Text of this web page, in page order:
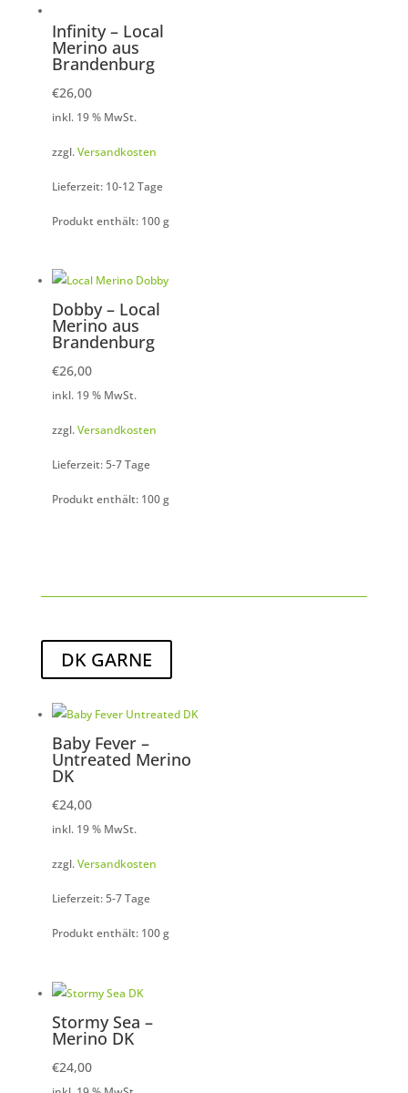
Infinity – Local
Merino aus
Brandenburg
€26,00
inkl. 19 % MwSt.
zzgl.Versandkosten
Lieferzeit: 10-12 Tage
Produkt enthält: 100g
Dobby – Local
Merino aus
Brandenburg
€26,00
inkl. 19 % MwSt.
zzgl.Versandkosten
Lieferzeit: 5-7 Tage
Produkt enthält: 100g
DK GARNE
Baby Fever –
Untreated Merino
DK
€24,00
inkl. 19 % MwSt.
zzgl.Versandkosten
Lieferzeit: 5-7 Tage
Produkt enthält: 100g
Stormy Sea –
Merino DK
€24,00